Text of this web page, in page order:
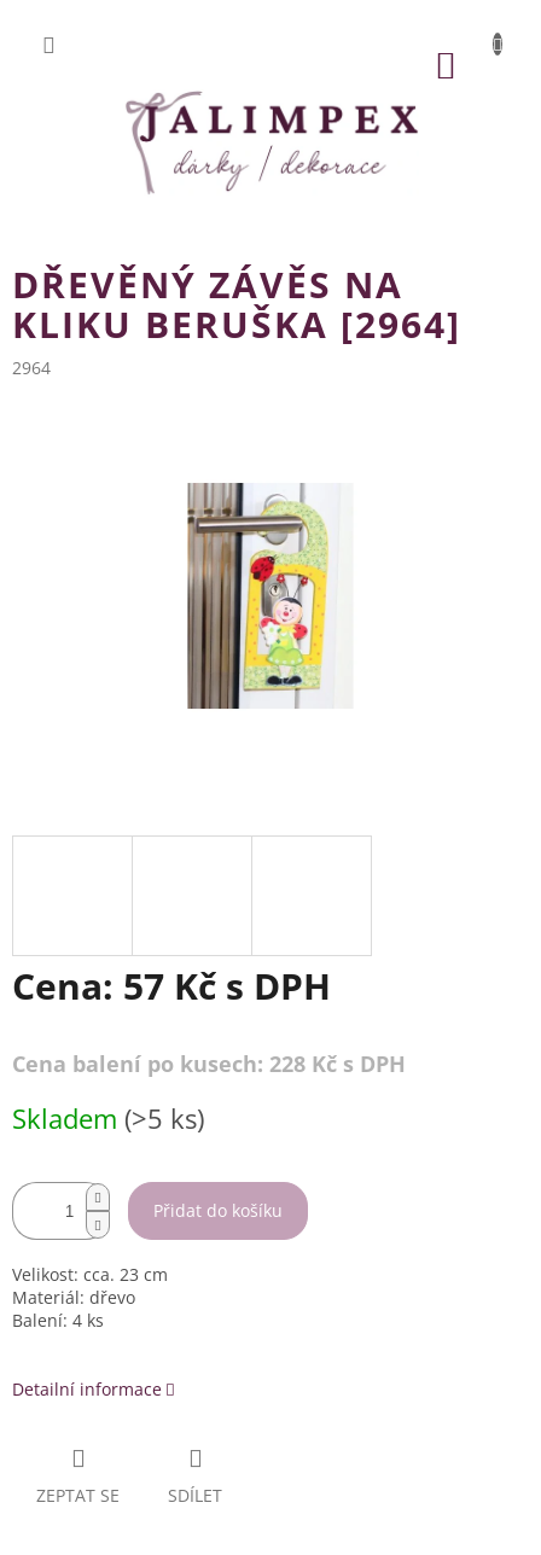
obsah
DŘEVĚNÝ ZÁVĚS NA
KLIKU BERUŠKA [2964]
2964
Cena: 57 Kč s DPH
Cena balení po kusech: 228 Kč s DPH
cena:
Skladem (>5 ks)
Přidat do košíku
Velikost: cca. 23 cm
Materiál: dřevo
Balení: 4 ks
Detailní informace
ZEPTAT SE SDÍLET